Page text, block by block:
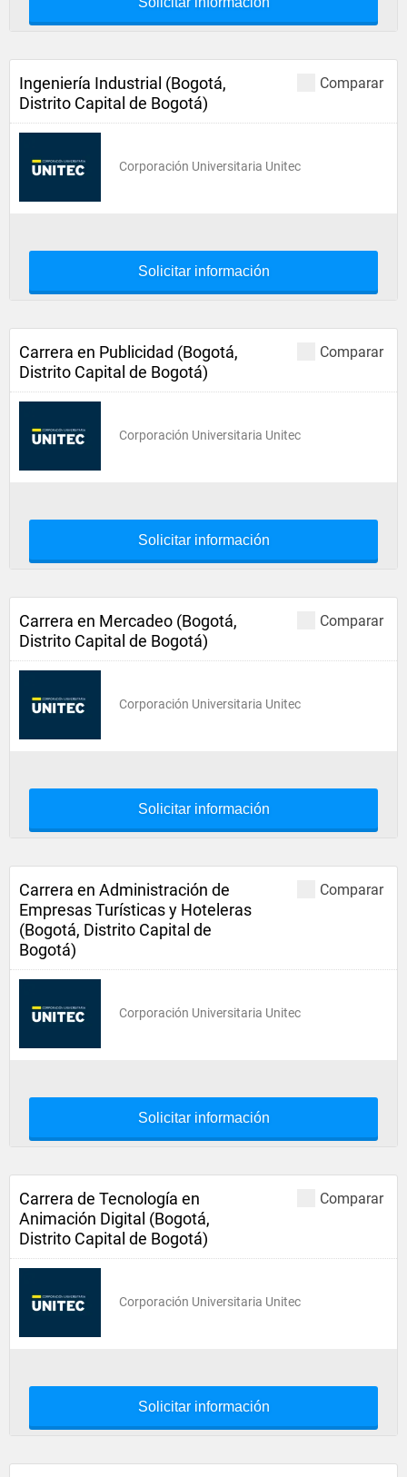
Comparar
Ingeniería Industrial (Bogotá,
Distrito Capital de Bogotá)
Corporación Universitaria Unitec
Solicitar información
Comparar
Carrera en Publicidad (Bogotá,
Distrito Capital de Bogotá)
Corporación Universitaria Unitec
Solicitar información
Comparar
Carrera en Mercadeo (Bogotá,
Distrito Capital de Bogotá)
Corporación Universitaria Unitec
Solicitar información
Comparar
Carrera en Administración de
Empresas Turísticas y Hoteleras
(Bogotá, Distrito Capital de
Bogotá)
Corporación Universitaria Unitec
Solicitar información
Comparar
Carrera de Tecnología en
Animación Digital (Bogotá,
Distrito Capital de Bogotá)
Corporación Universitaria Unitec
Solicitar información